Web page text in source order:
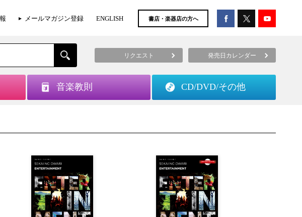
メールマガジン登録 ENGLISH 書店・楽器店の方へ
リクエスト 発売日カレンダー
音楽教則 CD/DVD/その他